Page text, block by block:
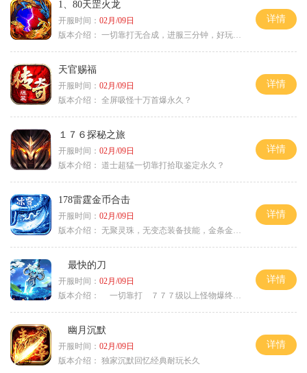
1、80天罡火龙
开服时间： 02月/09日
版本介绍： 一切靠打无合成，进服三分钟，好玩一整年。
详情
天官赐福
开服时间： 02月/09日
版本介绍： 全屏吸怪十万首爆永久？
详情
１７６探秘之旅
开服时间： 02月/09日
版本介绍： 道士超猛一切靠打拾取鉴定永久？
详情
178雷霆金币合击
开服时间： 02月/09日
版本介绍： 无聚灵珠，无变态装备技能，金条金刚石保底
详情
最快的刀
开服时间： 02月/09日
版本介绍：
一切靠打 ７７７级以上怪物爆终极
详情
幽月沉默
开服时间： 02月/09日
版本介绍： 独家沉默回忆经典耐玩长久
详情